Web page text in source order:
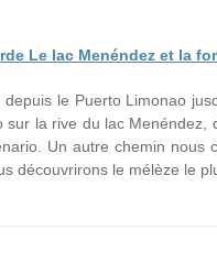
Le lac Menéndez et la
le Puerto Limonao
la rive du lac
Un autre chemin nous
découvrirons le mélèze le